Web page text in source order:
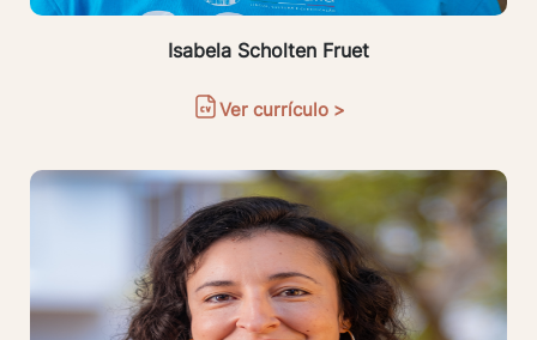
Isabela Scholten Fruet
Ver currículo >